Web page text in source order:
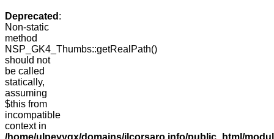
Deprecated :
Non-static
method
NSP_GK4_Thumbs::getRealPath()
should not
be called
statically,
assuming
$this from
incompatible
context in
/home/ulpeyygx/domains/ilcorsaro.info/public_html/